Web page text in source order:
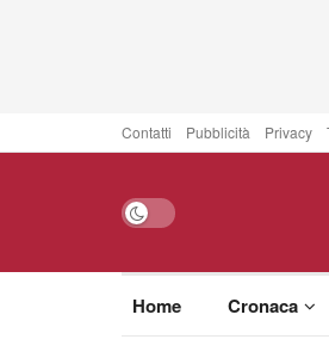
Contatti Pubblicità Privacy
Home Cronaca